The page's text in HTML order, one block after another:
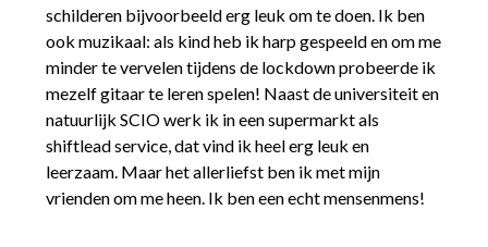
schilderen bijvoorbeeld erg leuk om te doen. Ik ben
ook muzikaal: als kind heb ik harp gespeeld en om me
minder te vervelen tijdens de lockdown probeerde ik
mezelf gitaar te leren spelen! Naast de universiteit en
natuurlijk SCIO werk ik in een supermarkt als
shiftlead service, dat vind ik heel erg leuk en
leerzaam. Maar het allerliefst ben ik met mijn
vrienden om me heen. Ik ben een echt mensenmens!